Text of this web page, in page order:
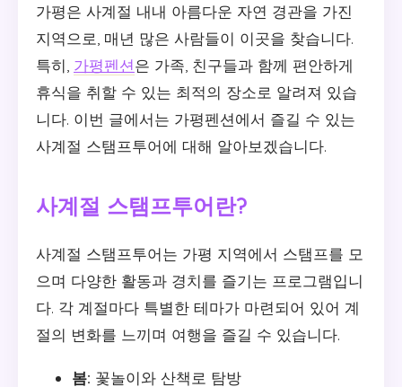
가평은 사계절 내내 아름다운 자연 경관을 가진
지역으로, 매년 많은 사람들이 이곳을 찾습니다.
특히, 가평펜션은 가족, 친구들과 함께 편안하게
휴식을 취할 수 있는 최적의 장소로 알려져 있습
니다. 이번 글에서는 가평펜션에서 즐길 수 있는
사계절 스탬프투어에 대해 알아보겠습니다.
사계절 스탬프투어란?
사계절 스탬프투어는 가평 지역에서 스탬프를 모
으며 다양한 활동과 경치를 즐기는 프로그램입니
다. 각 계절마다 특별한 테마가 마련되어 있어 계
절의 변화를 느끼며 여행을 즐길 수 있습니다.
봄: 꽃놀이와 산책로 탐방